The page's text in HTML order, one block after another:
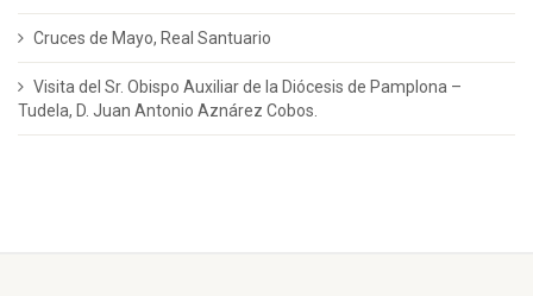
Cruces de Mayo, Real Santuario
Visita del Sr. Obispo Auxiliar de la Diócesis de Pamplona –
Tudela, D. Juan Antonio Aznárez Cobos.